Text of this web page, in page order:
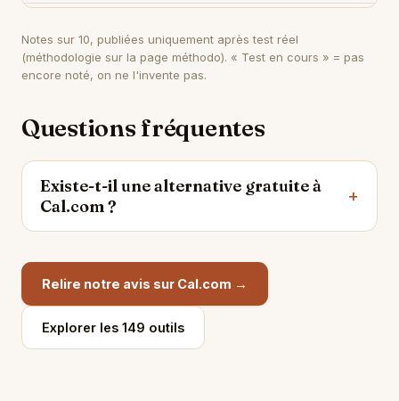
Notes sur 10, publiées uniquement après test réel
(méthodologie sur la page méthodo). « Test en cours » = pas
encore noté, on ne l'invente pas.
Questions fréquentes
Existe-t-il une alternative gratuite à
Cal.com ?
Relire notre avis sur Cal.com →
Explorer les 149 outils